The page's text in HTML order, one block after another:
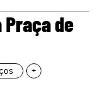
de
+